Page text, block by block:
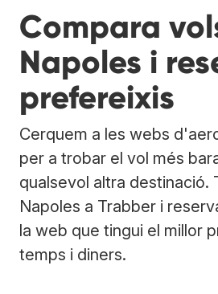
Compara
Napoles i
prefereixis
Cerquem a les webs
per a trobar el vol més
qualsevol altra destinació.
Napoles a Trabber i
la web que tingui el millor
temps i diners.